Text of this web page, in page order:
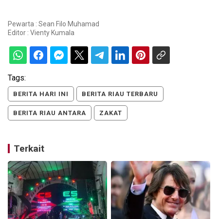
Pewarta : Sean Filo Muhamad
Editor : Vienty Kumala
Tags:
BERITA HARI INI BERITA RIAU TERBARU
BERITA RIAU ANTARA ZAKAT
Terkait